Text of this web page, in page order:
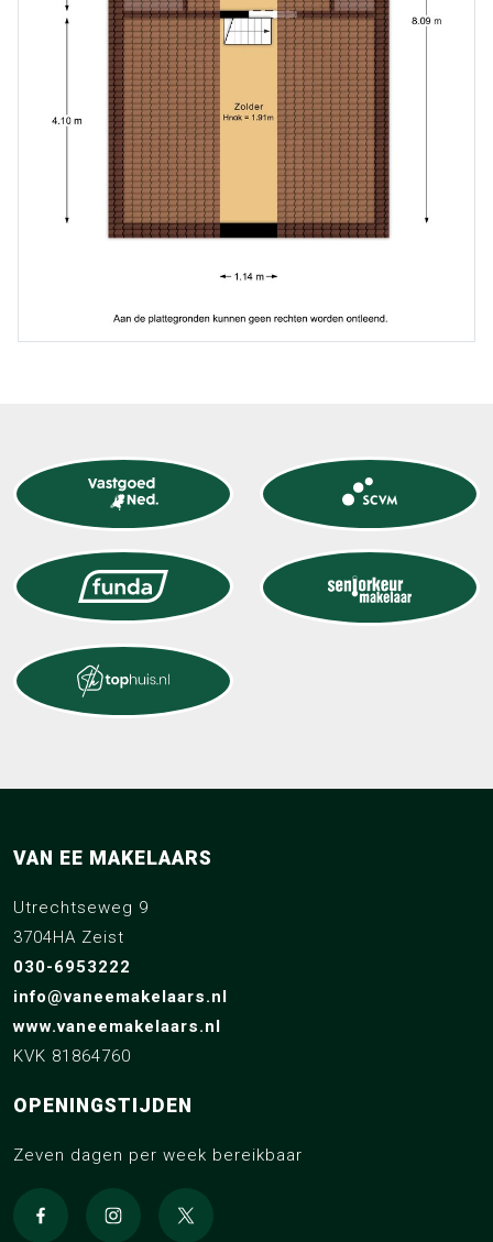
VAN EE MAKELAARS
Utrechtseweg 9
3704HA Zeist
030-6953222
info@vaneemakelaars.nl
www.vaneemakelaars.nl
KVK 81864760
OPENINGSTIJDEN
Zeven dagen per week bereikbaar